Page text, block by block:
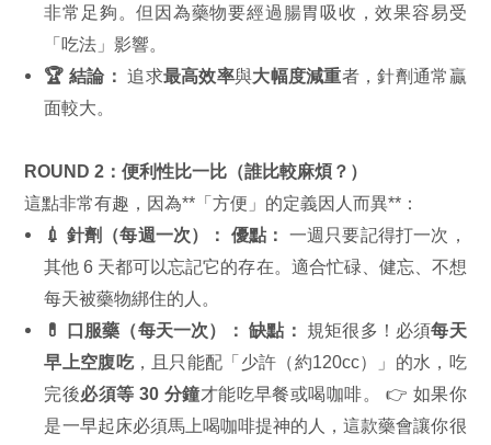
非常足夠。但因為藥物要經過腸胃吸收，效果容易受
「吃法」影響。
🏆 結論： 追求最高效率與大幅度減重者，針劑通常贏
面較大。
ROUND 2：便利性比一比（誰比較麻煩？）
這點非常有趣，因為**「方便」的定義因人而異**：
💉 針劑（每週一次）：
優點：
一週只要記得打一次，
其他 6 天都可以忘記它的存在。適合忙碌、健忘、不想
每天被藥物綁住的人。
💊 口服藥（每天一次）： 缺點： 規矩很多！必須每天
早上空腹吃，且只能配「少許（約120cc）」的水，吃
完後必須等 30 分鐘才能吃早餐或喝咖啡。 👉 如果你
是一早起床必須馬上喝咖啡提神的人，這款藥會讓你很